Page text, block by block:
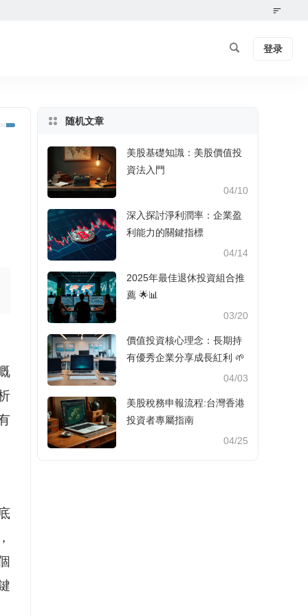
登录
随机文章
美股基礎知識：美股價值投
資法入門
04/10
深入探討淨利潤率：企業盈
利能力的關鍵指標
04/14
2025年最佳退休投資組合推
薦 🌟📊
03/20
價值投資核心理念：長期持
有優秀企業分享成長紅利 🌱
04/03
美股稅務申報流程:台灣香港
投資者專屬指南
04/25